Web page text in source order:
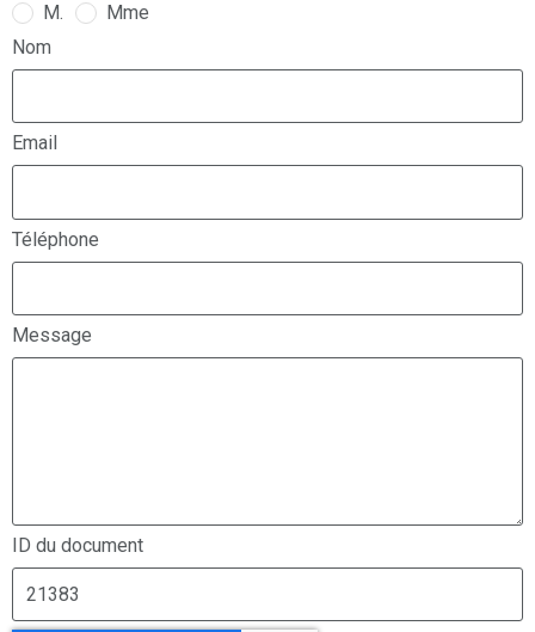
M.
Mme
Nom
Email
Téléphone
Message
ID du document